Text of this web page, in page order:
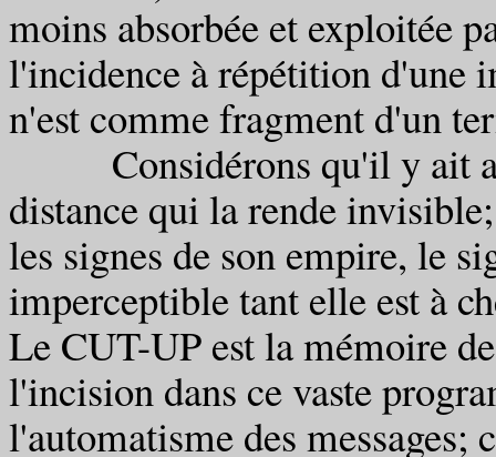
moins absorbée et exploitée
l'incidence à répétition d'une
n'est comme fragment d'un
Considérons qu'il y ait
distance qui la rende
les signes de son empire, le
imperceptible tant elle est à
Le CUT-UP est la mémoire
l'incision dans ce vaste
l'automatisme des messages;